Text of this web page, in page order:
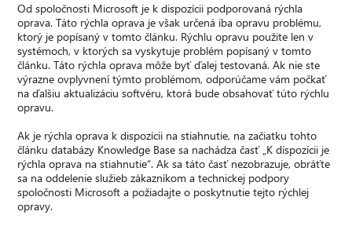
Od spoločnosti Microsoft je k dispozícii podporovaná rýchla
oprava. Táto rýchla oprava je však určená iba opravu problému,
ktorý je popísaný v tomto článku. Rýchlu opravu použite len v
systémoch, v ktorých sa vyskytuje problém popísaný v tomto
článku. Táto rýchla oprava môže byť ďalej testovaná. Ak nie ste
výrazne ovplyvnení týmto problémom, odporúčame vám počkať
na ďalšiu aktualizáciu softvéru, ktorá bude obsahovať túto rýchlu
opravu.
Ak je rýchla oprava k dispozícii na stiahnutie, na začiatku tohto
článku databázy Knowledge Base sa nachádza časť „K díspozícii je
rýchla oprava na stiahnutie“. Ak sa táto časť nezobrazuje, obráťte
sa na oddelenie služieb zákazníkom a technickej podpory
spoločnosti Microsoft a požiadajte o poskytnutie tejto rýchlej
opravy.